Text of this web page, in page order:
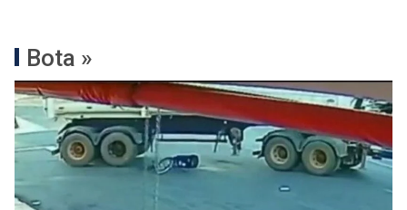
Bota »